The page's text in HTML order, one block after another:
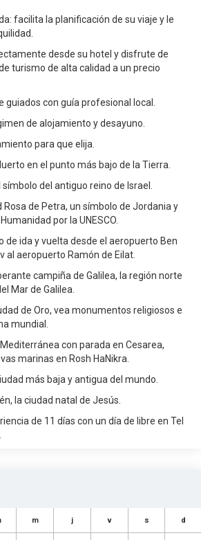
facilita la planificación de su viaje y le
desde su hotel y disfrute de
turismo de alta calidad a un precio
guiados con guía profesional local.
de alojamiento y desayuno.
para que elija.
en el punto más bajo de la Tierra.
del antiguo reino de Israel.
Rosa de Petra, un símbolo de Jordania y
por la UNESCO.
de ida y vuelta desde el aeropuerto Ben
al aeropuerto Ramón de Eilat.
campiña de Galilea, la región norte
Mar de Galilea.
de Oro, vea monumentos religiosos e
mundial.
con parada en Cesarea,
marinas en Rosh HaNikra.
más baja y antigua del mundo.
la ciudad natal de Jesús.
de 11 días con un día de libre en Tel
m j v s d